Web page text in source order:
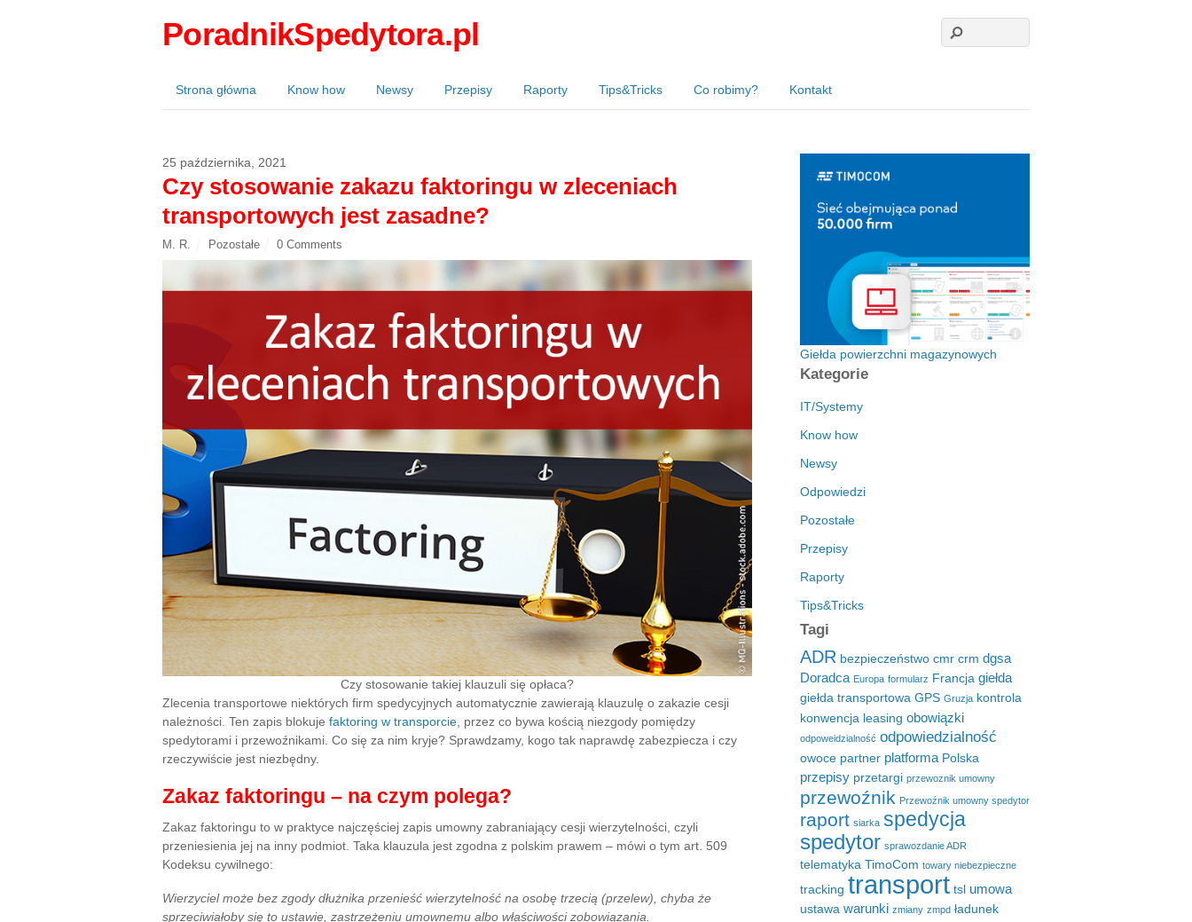
PoradnikSpedytora.pl
Strona główna Know how Newsy Przepisy Raporty Tips&Tricks Co robimy? Kontakt
25 października, 2021
Czy stosowanie zakazu faktoringu w zleceniach
transportowych jest zasadne?
M. R. Pozostałe 0 Comments
Czy stosowanie takiej klauzuli się opłaca?
Zlecenia transportowe niektórych firm spedycyjnych automatycznie zawierają klauzulę o zakazie cesji
należności. Ten zapis blokuje faktoring w transporcie , przez co bywa kością niezgody pomiędzy
spedytorami i przewoźnikami. Co się za nim kryje? Sprawdzamy, kogo tak naprawdę zabezpiecza i czy
rzeczywiście jest niezbędny.
Zakaz faktoringu – na czym polega?
Zakaz faktoringu to w praktyce najczęściej zapis umowny zabraniający cesji wierzytelności, czyli
przeniesienia jej na inny podmiot. Taka klauzula jest zgodna z polskim prawem – mówi o tym art. 509
Kodeksu cywilnego:
Wierzyciel może bez zgody dłużnika przenieść wierzytelność na osobę trzecią (przelew), chyba że
sprzeciwiałoby się to ustawie, zastrzeżeniu umownemu albo właściwości zobowiązania.
Giełda powierzchni magazynowych
Kategorie
IT/Systemy
Know how
Newsy
Odpowiedzi
Pozostałe
Przepisy
Raporty
Tips&Tricks
Tagi
ADR bezpieczeństwo cmr crm dgsa
Doradca Europa formularz Francja giełda
giełda transportowa GPS Gruzja kontrola
konwencja leasing obowiązki
odpoweidzialność odpowiedzialność
owoce partner platforma Polska
przepisy przetargi przewoznik umowny
przewoźnik Przewoźnik umowny spedytor
raport siarka spedycja
spedytor sprawozdanie ADR
telematyka TimoCom towary niebezpieczne
tracking transport tsl umowa
ustawa warunki zmiany zmpd ładunek